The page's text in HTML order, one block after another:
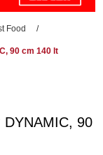
Food /
90 cm 140 lt
DYNAMIC, 90